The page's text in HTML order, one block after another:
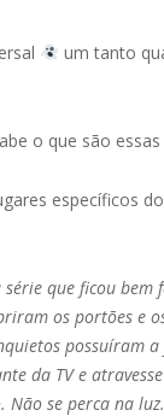
um tanto
o que são
específicos
série que ficou bem
os portões e
possuíram
da TV e
Não se perca na luz.